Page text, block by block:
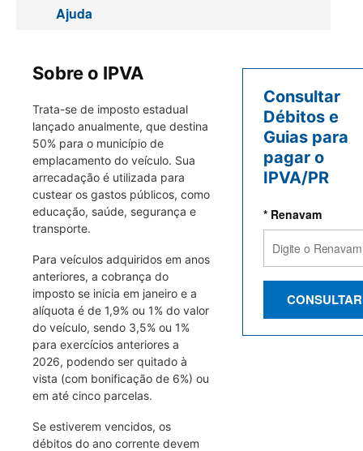
Ajuda
Sobre o IPVA
Trata-se de imposto estadual
lançado anualmente, que destina
50% para o município de
emplacamento do veículo. Sua
arrecadação é utilizada para
custear os gastos públicos, como
educação, saúde, segurança e
transporte.
Para veículos adquiridos em anos
anteriores, a cobrança do
imposto se inicia em janeiro e a
alíquota é de 1,9% ou 1% do valor
do veículo, sendo 3,5% ou 1%
para exercícios anteriores a
2026, podendo ser quitado à
vista (com bonificação de 6%) ou
em até cinco parcelas.
Se estiverem vencidos, os
débitos do ano corrente devem
Consultar
Débitos e
Guias para
pagar o
IPVA/PR
* Renavam
CONSULTAR